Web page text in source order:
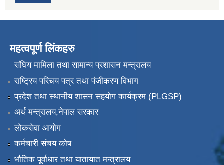
महत्वपूर्ण लिंकहरु
संघिय मामिला तथा सामान्य प्रशासन मन्त्रालय
राष्ट्रिय परिचय पत्र तथा पंजीकरण विभाग
प्रदेश तथा स्थानीय शासन सहयोग कार्यक्रम (PLGSP)
अर्थ मन्त्रालय,नेपाल सरकार
लोकसेवा आयोग
कर्मचारी संचय कोष
भौतिक पूर्वाधार तथा यातायात मन्त्रालय